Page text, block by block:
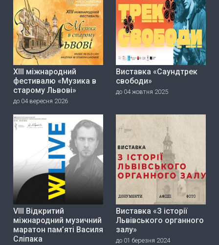
ХІІІ міжнародний
фестивалю «Музика в
старому Львові»
до 04 вересня 2026
Виставка «Саундтрек
свободи»
до 04 жовтня 2025
VIII Відкритий
міжнародний музичний
маратон пам’яті Василя
Сліпака
Виставка «З історії
Львівського органного
залу»
до 01 березня 2024